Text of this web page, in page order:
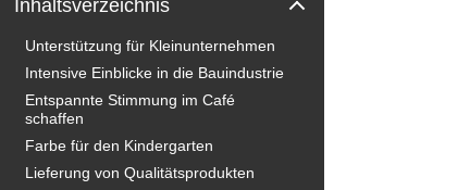
Inhaltsverzeichnis
Unterstützung für Kleinunternehmen
Intensive Einblicke in die Bauindustrie
Entspannte Stimmung im Café
schaffen
Farbe für den Kindergarten
Lieferung von Qualitätsprodukten